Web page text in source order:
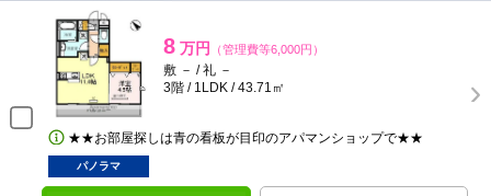
8 万円 （管理費等6,000円）
敷 － / 礼 －
3階 / 1LDK / 43.71㎡
★★お部屋探しは青の看板が目印のアパマンショップで★★
パノラマ